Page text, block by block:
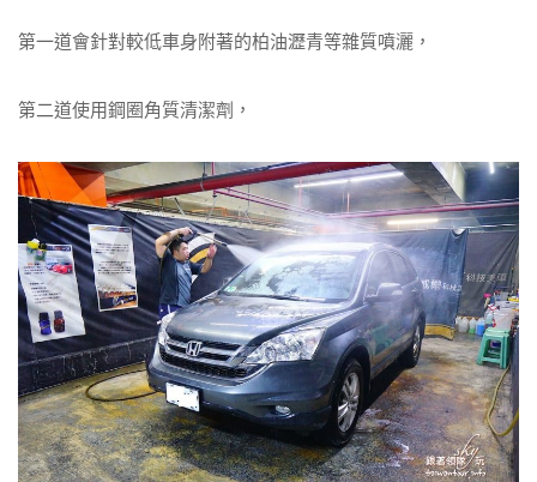
第一道會針對較低車身附著的柏油瀝青等雜質噴灑，
第二道使用鋼圈角質清潔劑，